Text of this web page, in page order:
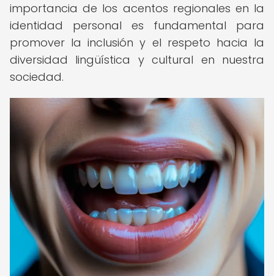
importancia de los acentos regionales en la
identidad personal es fundamental para
promover la inclusión y el respeto hacia la
diversidad lingüística y cultural en nuestra
sociedad.